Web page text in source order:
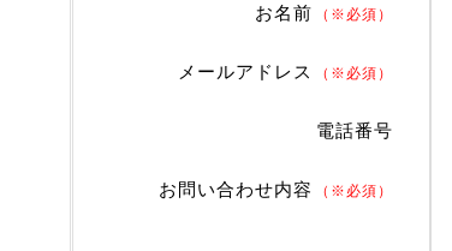
お名前 （※必須）
メールアドレス （※必須）
電話番号
お問い合わせ内容 （※必須）